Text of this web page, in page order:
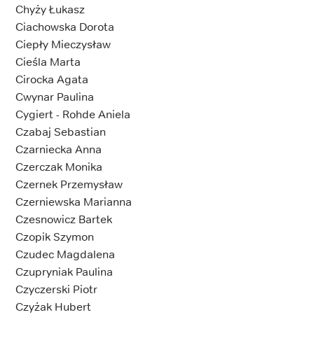
Chyży Łukasz
Ciachowska Dorota
Ciepły Mieczysław
Cieśla Marta
Cirocka Agata
Cwynar Paulina
Cygiert - Rohde Aniela
Czabaj Sebastian
Czarniecka Anna
Czerczak Monika
Czernek Przemysław
Czerniewska Marianna
Czesnowicz Bartek
Czopik Szymon
Czudec Magdalena
Czupryniak Paulina
Czyczerski Piotr
Czyżak Hubert